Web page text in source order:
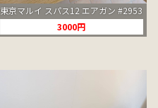
東京マルイ スパス12 エアガン #2953
3000円